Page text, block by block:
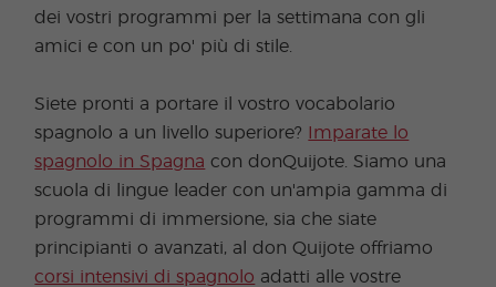
dei vostri programmi per la settimana con gli
amici e con un po' più di stile.
Siete pronti a portare il vostro vocabolario
spagnolo a un livello superiore?
Imparate lo
spagnolo in Spagna con donQuijote. Siamo una
scuola di lingue leader con un'ampia gamma di
programmi di immersione, sia che siate
principianti o avanzati, al don Quijote offriamo
corsi intensivi di spagnolo adatti alle vostre